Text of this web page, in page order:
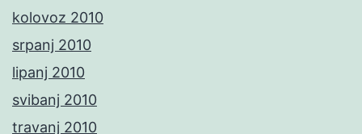
kolovoz 2010
srpanj 2010
lipanj 2010
svibanj 2010
travanj 2010